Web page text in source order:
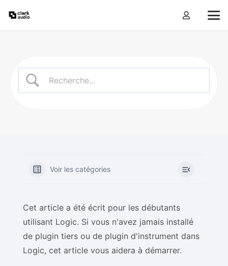
Voir les catégories
Cet article a été écrit pour les débutants
utilisant Logic. Si vous n'avez jamais installé
de plugin tiers ou de plugin d'instrument dans
Logic, cet article vous aidera à démarrer.